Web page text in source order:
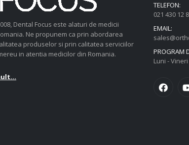
Dental Focus este alaturi de medicii
Ne propunem ca prin abordarea
produselor si prin calitatea serviciilor
in atentia medicilor din Romania.
TELEFON:
021 430 12
EMAIL:
PROGRAM
Luni -